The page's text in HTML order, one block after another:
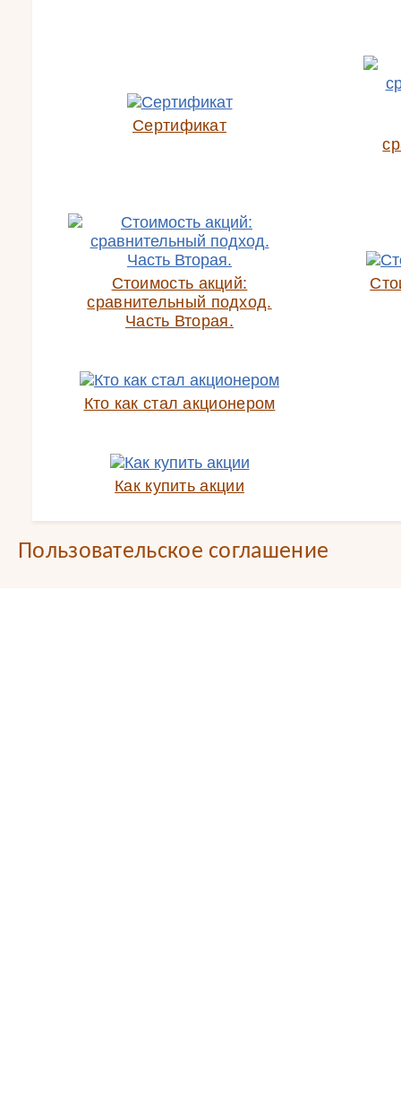
Сертификат
Стоимость акций:
сравнительный подход.
Часть Вторая.
Кто как стал акционером
Как купить акции
Пользовательское соглашение